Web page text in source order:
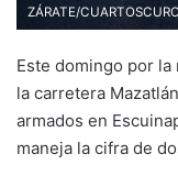
ZÁRATE/
Este domingo por
la carretera
armados en
maneja la cifra de